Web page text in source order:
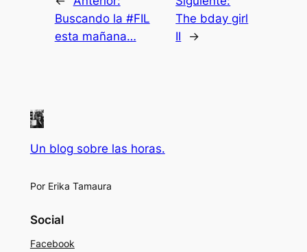
Buscando la #FIL
esta mañana…
The bday girl
II
→
Un blog sobre las horas.
Por Erika Tamaura
Social
Facebook